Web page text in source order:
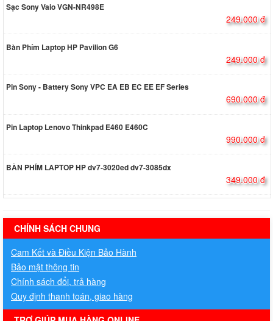
Sạc Sony Vaio VGN-NR498E
249.000 đ
Bàn Phím Laptop HP Pavilion G6
249.000 đ
Pin Sony - Battery Sony VPC EA EB EC EE EF Series
690.000 đ
Pin Laptop Lenovo Thinkpad E460 E460C
990.000 đ
BÀN PHÍM LAPTOP HP dv7-3020ed dv7-3085dx
349.000 đ
hermes handbags outlet online
CHÍNH SÁCH CHUNG
Cam Kết và Điều Kiện Bảo Hành
Bảo mật thông tin
Chính sách đổi, trả hàng
Quy định thanh toán, giao hàng